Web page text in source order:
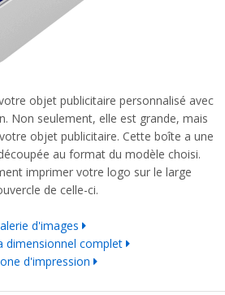
objet publicitaire personnalisé avec
Non seulement, elle est grande, mais
objet publicitaire. Cette boîte a une
au format du modèle choisi.
imprimer votre logo sur le large
de celle-ci.
d'images
dimensionnel complet
d'impression